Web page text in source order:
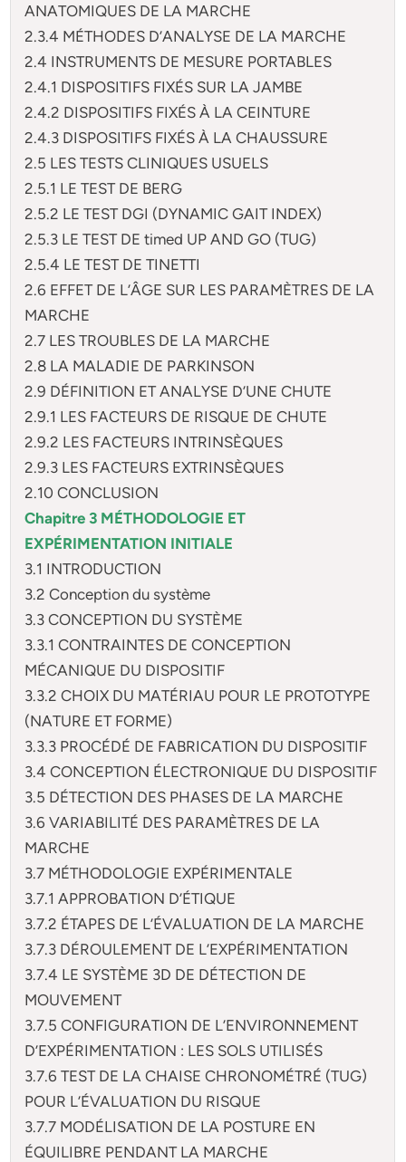
ANATOMIQUES DE LA MARCHE
2.3.4 MÉTHODES D’ANALYSE DE LA MARCHE
2.4 INSTRUMENTS DE MESURE PORTABLES
2.4.1 DISPOSITIFS FIXÉS SUR LA JAMBE
2.4.2 DISPOSITIFS FIXÉS À LA CEINTURE
2.4.3 DISPOSITIFS FIXÉS À LA CHAUSSURE
2.5 LES TESTS CLINIQUES USUELS
2.5.1 LE TEST DE BERG
2.5.2 LE TEST DGI (DYNAMIC GAIT INDEX)
2.5.3 LE TEST DE timed UP AND GO (TUG)
2.5.4 LE TEST DE TINETTI
2.6 EFFET DE L’ÂGE SUR LES PARAMÈTRES DE LA
MARCHE
2.7 LES TROUBLES DE LA MARCHE
2.8 LA MALADIE DE PARKINSON
2.9 DÉFINITION ET ANALYSE D’UNE CHUTE
2.9.1 LES FACTEURS DE RISQUE DE CHUTE
2.9.2 LES FACTEURS INTRINSÈQUES
2.9.3 LES FACTEURS EXTRINSÈQUES
2.10 CONCLUSION
Chapitre 3 MÉTHODOLOGIE ET
EXPÉRIMENTATION INITIALE
3.1 INTRODUCTION
3.2 Conception du système
3.3 CONCEPTION DU SYSTÈME
3.3.1 CONTRAINTES DE CONCEPTION
MÉCANIQUE DU DISPOSITIF
3.3.2 CHOIX DU MATÉRIAU POUR LE PROTOTYPE
(NATURE ET FORME)
3.3.3 PROCÉDÉ DE FABRICATION DU DISPOSITIF
3.4 CONCEPTION ÉLECTRONIQUE DU DISPOSITIF
3.5 DÉTECTION DES PHASES DE LA MARCHE
3.6 VARIABILITÉ DES PARAMÈTRES DE LA
MARCHE
3.7 MÉTHODOLOGIE EXPÉRIMENTALE
3.7.1 APPROBATION D’ÉTIQUE
3.7.2 ÉTAPES DE L’ÉVALUATION DE LA MARCHE
3.7.3 DÉROULEMENT DE L’EXPÉRIMENTATION
3.7.4 LE SYSTÈME 3D DE DÉTECTION DE
MOUVEMENT
3.7.5 CONFIGURATION DE L’ENVIRONNEMENT
D’EXPÉRIMENTATION : LES SOLS UTILISÉS
3.7.6 TEST DE LA CHAISE CHRONOMÉTRÉ (TUG)
POUR L’ÉVALUATION DU RISQUE
3.7.7 MODÉLISATION DE LA POSTURE EN
ÉQUILIBRE PENDANT LA MARCHE